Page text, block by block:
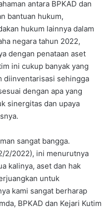
antara BPKAD dan
bantuan hukum,
hukum lainnya dalam
negara tahun 2022,
dengan penataan aset
ini cukup banyak yang
diinventarisasi sehingga
dengan apa yang
sinergitas dan upaya
sangat bangga.
2/2022), ini menurutnya
kalinya, aset dan hak
untuk
kami sangat berharap
BPKAD dan Kejari Kutim